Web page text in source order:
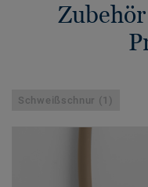
Schweißschnur (1)